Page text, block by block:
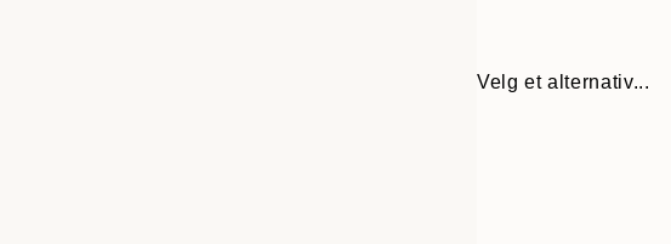
Velg et alternativ...